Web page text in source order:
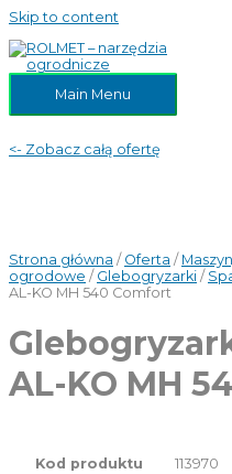
Skip to content
Main Menu
<- Zobacz całą ofertę
Strona główna / Oferta /
ogrodowe / Glebogryzarki /
AL-KO MH 540 Comfort
AL-KO MH
Kod produktu 113970